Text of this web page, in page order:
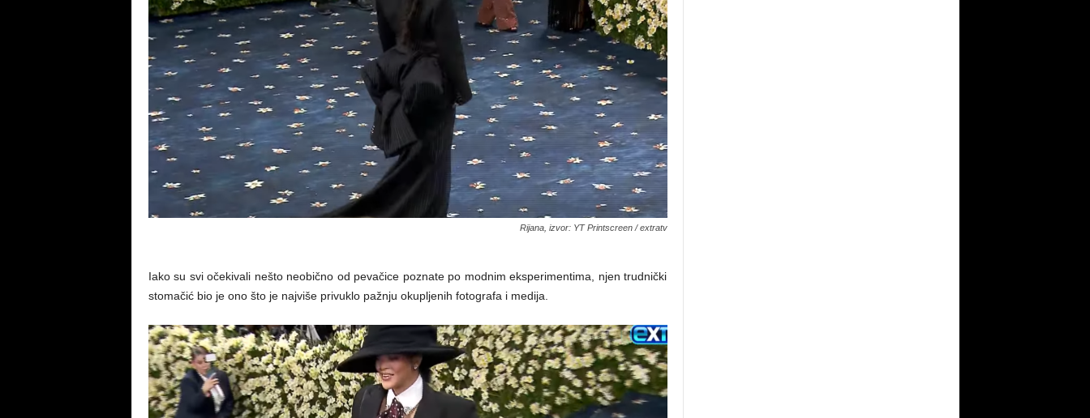
Rijana, izvor: YT Printscreen / extratv
Iako su svi očekivali nešto neobično od pevačice poznate po modnim eksperimentima, njen trudnički
stomačić bio je ono što je najviše privuklo pažnju okupljenih fotografa i medija.